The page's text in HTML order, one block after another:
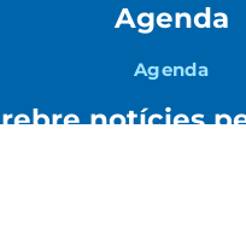
Agenda
Agenda
notícies